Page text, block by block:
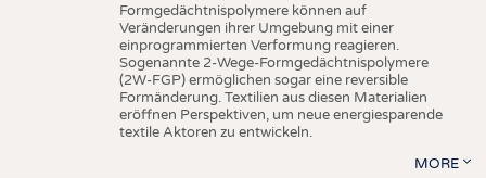
Formgedächtnispolymere können auf
Veränderungen ihrer Umgebung mit einer
einprogrammierten Verformung reagieren.
Sogenannte 2-Wege-Formgedächtnispolymere
(2W-FGP) ermöglichen sogar eine reversible
Formänderung. Textilien aus diesen Materialien
eröffnen Perspektiven, um neue energiesparende
textile Aktoren zu entwickeln.
MORE